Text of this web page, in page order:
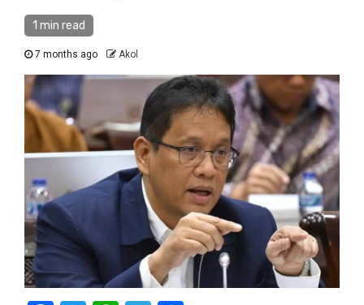
1 min read
7 months ago Akol